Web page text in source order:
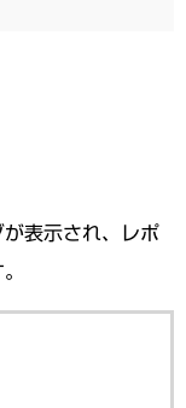
表示され、レポ